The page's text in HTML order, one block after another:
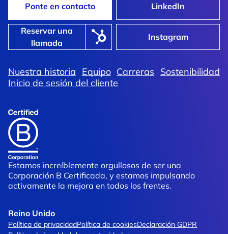
trabajo de ayer se une a
Ponte en contacto LinkedIn
Reservar una
llamada
Instagram
Nuestra historia Equipo Carreras
Sostenibilidad
Inicio de sesión del cliente
Estamos increíblemente orgullosos de ser una
Corporación B Certificada, y estamos impulsando
activamente la mejora en todos los frentes.
Reino Unido
Política de privacidadPolítica de cookiesDeclaración GDPR